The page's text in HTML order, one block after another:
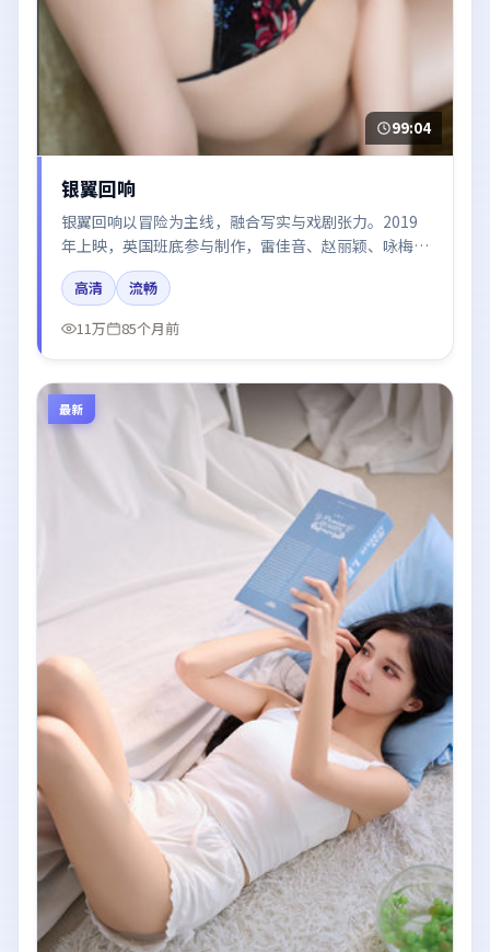
99:04
银翼回响
银翼回响以冒险为主线，融合写实与戏剧张力。2019
年上映，英国班底参与制作，雷佳音、赵丽颖、咏梅在
片中呈现细腻表演，影像风格统一，配乐与剪辑强化了
情绪曲线。
高清
流畅
11万
85个月前
最新